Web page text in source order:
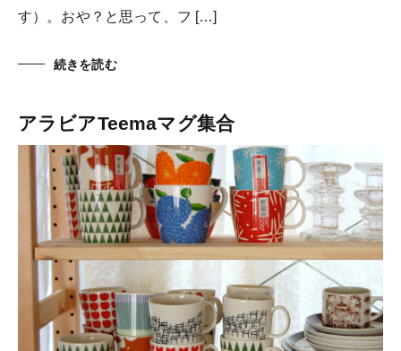
す）。おや？と思って、フ […]
続きを読む
アラビアTeemaマグ集合